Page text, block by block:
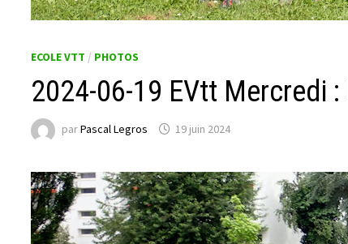
ECOLE VTT / PHOTOS
2024-06-19 EVtt Mercredi
parPascal Legros 19 juin 2024